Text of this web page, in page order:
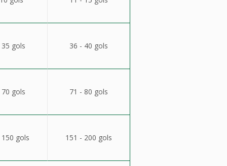
gols 36 - 40 gols
gols 71 - 80 gols
gols 151 - 200 gols